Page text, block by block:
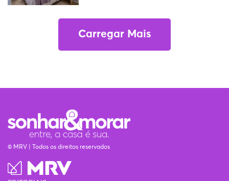
Carregar Mais
© MRV | Todos os direitos reservados